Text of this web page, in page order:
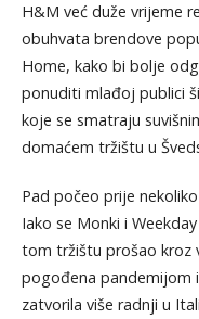
H&M već duže vrijeme
obuhvata brendove
Home, kako bi bolje
ponuditi mlađoj publici
koje se smatraju
domaćem tržištu u
Pad počeo prije
Iako se Monki i
tom tržištu prošao kroz
pogođena pandemijom
zatvorila više radnji u